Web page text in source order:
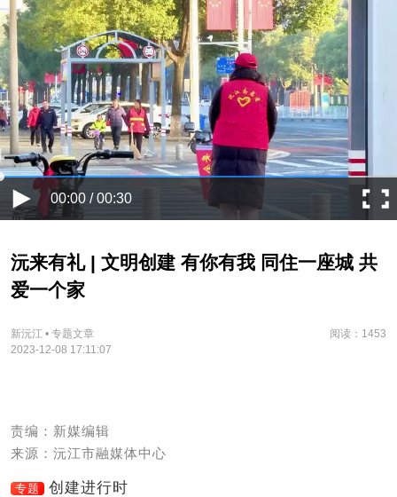
00:00 / 00:30
沅来有礼 | 文明创建 有你有我 同住一座城 共
爱一个家
新沅江 • 专题文章
阅读：1453
2023-12-08 17:11:07
责编：新媒编辑
来源：沅江市融媒体中心
专题 创建进行时